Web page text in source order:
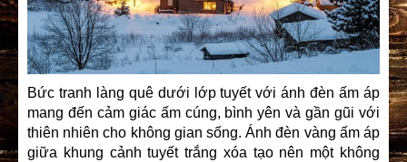
Bức tranh làng quê dưới lớp tuyết với ánh đèn ấm áp
mang đến cảm giác ấm cúng, bình yên và gần gũi với
thiên nhiên cho không gian sống. Ánh đèn vàng ấm áp
giữa khung cảnh tuyết trắng xóa tạo nên một không